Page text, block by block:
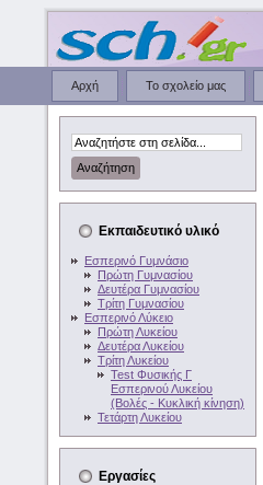
Αρχή Το σχολείο μας
Εκπαιδευτικό υλικό
Εσπερινό Γυμνάσιο
Πρώτη Γυμνασίου
Δευτέρα Γυμνασίου
Τρίτη Γυμνασίου
Εσπερινό Λύκειο
Πρώτη Λυκείου
Δευτέρα Λυκείου
Τρίτη Λυκείου
Test Φυσικής Γ
Εσπερινού Λυκείου
(Βολές - Κυκλική κίνηση)
Τετάρτη Λυκείου
Εργασίες